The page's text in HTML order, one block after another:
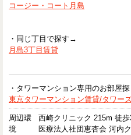
コージー・コート月島
・同じ丁目で探す→
月島3丁目賃貸
・タワーマンション専用のお部屋
東京タワーマンション賃貸/タワー
周辺環
境
西崎クリニック 215m 徒
医療法人社団恵杏会 河内